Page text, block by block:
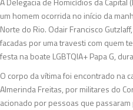
um homem ocorrida no início da
Norte do Rio. Odair Francisco
facadas por uma travesti com quem
festa na boate LGBTQIA+ Papa G,
O corpo da vítima foi encontrado na
Almerinda Freitas, por militares do
acionado por pessoas que